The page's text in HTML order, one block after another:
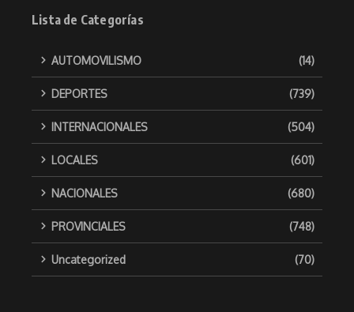
Lista de Categorías
AUTOMOVILISMO (14)
DEPORTES (739)
INTERNACIONALES (504)
LOCALES (601)
NACIONALES (680)
PROVINCIALES (748)
Uncategorized (70)